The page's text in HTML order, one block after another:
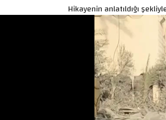
Hikayenin anlatıldığı